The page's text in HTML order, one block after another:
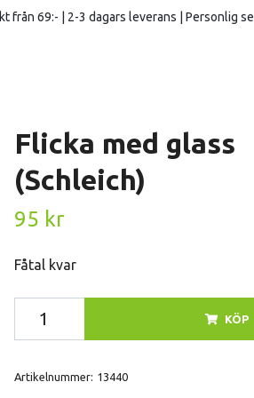
från 69:- | 2-3 dagars leverans | Personlig
Flicka med glass
(Schleich)
95 kr
Fåtal kvar
KÖP
Artikelnummer: 13440